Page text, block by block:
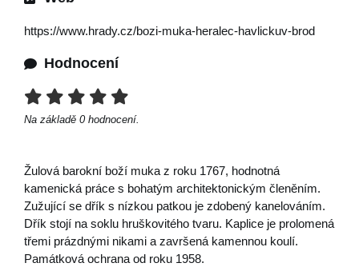
https://www.hrady.cz/bozi-muka-heralec-havlickuv-brod
Hodnocení
Na základě 0 hodnocení.
Žulová barokní boží muka z roku 1767, hodnotná
kamenická práce s bohatým architektonickým členěním.
Zužující se dřík s nízkou patkou je zdobený kanelováním.
Dřík stojí na soklu hruškovitého tvaru. Kaplice je prolomená
třemi prázdnými nikami a završená kamennou koulí.
Památková ochrana od roku 1958.